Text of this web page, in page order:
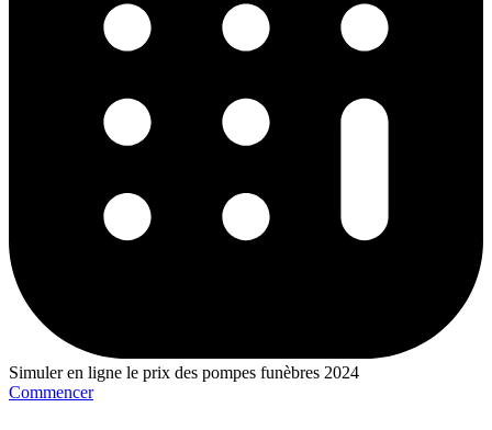
Simuler en ligne le prix des pompes funèbres 2024
Commencer